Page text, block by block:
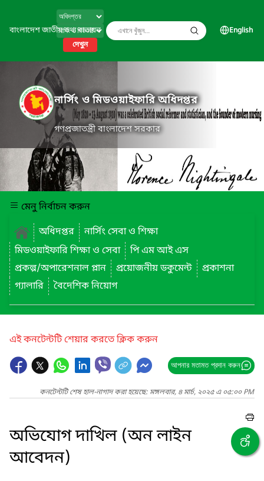
বাংলাদেশ জাতীয় তথ্য বাতায়ন
দেখুন
English
নার্সিং ও মিডওয়াইফারি অধিদপ্তর
গণপ্রজাতন্ত্রী বাংলাদেশ সরকার
মেনু নির্বাচন করুন
অধিদপ্তর
নার্সিং সেবা ও শিক্ষা
মিডওয়াইফারি শিক্ষা ও সেবা
পি এম আই এস
প্রকল্প/অপারেশনাল প্লান
প্রয়োজনীয় ডকুমেন্ট
প্রকাশনা
গ্যালারি
বৈদেশিক নিয়োগ
এই কনটেন্টটি শেয়ার করতে ক্লিক করুন
আপনার মতামত প্রদান করুন
কনটেন্টটি শেষ হাল-নাগাদ করা হয়েছে: মঙ্গলবার, ৪ মার্চ, ২০২৫ এ ০৫:০০ PM
অভিযোগ দাখিল (অন লাইন
আবেদন)